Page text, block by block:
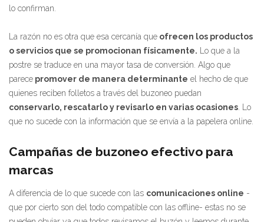
lo confirman.
La razón no es otra que esa cercanía que ofrecen los productos
o servicios que se promocionan físicamente. Lo que a la
postre se traduce en una mayor tasa de conversión. Algo que
parece promover de manera determinante el hecho de que
quienes reciben folletos a través del buzoneo puedan
conservarlo, rescatarlo y revisarlo en varias ocasiones. Lo
que no sucede con la información que se envía a la papelera online.
Campañas de buzoneo efectivo para
marcas
A diferencia de lo que sucede con las comunicaciones online -
que por cierto son del todo compatible con las offline- estas no se